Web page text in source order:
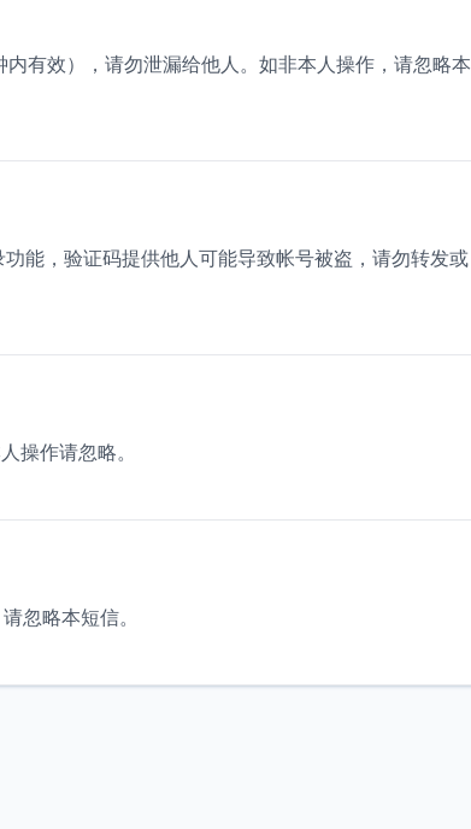
有效），请勿泄漏给他人。如非本人操作，请忽略本
能，验证码提供他人可能导致帐号被盗，请勿转发或
操作请忽略。
忽略本短信。